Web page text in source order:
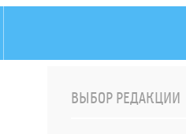
ВЫБОР РЕДАКЦИИ